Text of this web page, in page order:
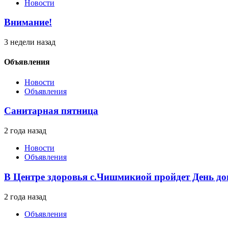
Новости
Внимание!
3 недели назад
Объявления
Новости
Объявления
Санитарная пятница
2 года назад
Новости
Объявления
В Центре здоровья с.Чишмикиой пройдет День
2 года назад
Объявления